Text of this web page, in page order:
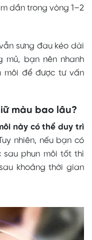
dần trong vòng 1–2
sưng đau kéo dài
mủ, bạn nên nhanh
môi để được tư vấn
màu bao lâu?
này có thể duy trì
nhiên, nếu bạn có
phun môi tốt thì
khoảng thời gian